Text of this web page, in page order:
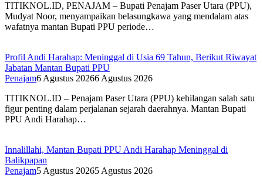
TITIKNOL.ID, PENAJAM – Bupati Penajam Paser Utara (PPU),
Mudyat Noor, menyampaikan belasungkawa yang mendalam atas
wafatnya mantan Bupati PPU periode…
Profil Andi Harahap: Meninggal di Usia 69 Tahun, Berikut Riwayat
Jabatan Mantan Bupati PPU
Penajam6 Agustus 20266 Agustus 2026
TITIKNOL.ID – Penajam Paser Utara (PPU) kehilangan salah satu
figur penting dalam perjalanan sejarah daerahnya. Mantan Bupati
PPU Andi Harahap…
Innalillahi, Mantan Bupati PPU Andi Harahap Meninggal di
Balikpapan
Penajam5 Agustus 20265 Agustus 2026